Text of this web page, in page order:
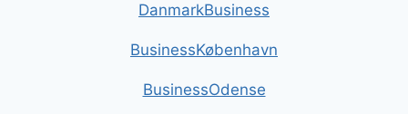
DanmarkBusiness
BusinessKøbenhavn
BusinessOdense